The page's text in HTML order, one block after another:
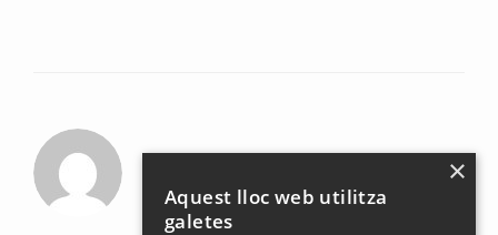
laura ×
Aquest lloc web utilitza
galetes